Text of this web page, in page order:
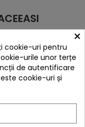
×
cookie-uri pentru
urile unor terțe
de autentificare
cookie-uri și